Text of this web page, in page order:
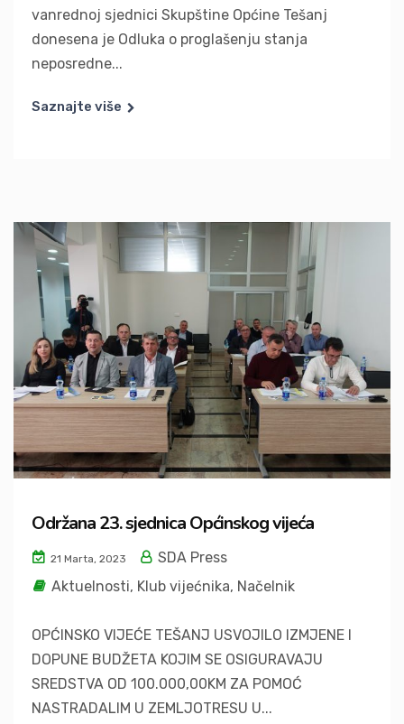
vanrednoj sjednici Skupštine Općine Tešanj
donesena je Odluka o proglašenju stanja
neposredne...
Saznajte više
Održana 23. sjednica Općinskog vijeća
21 Marta, 2023
SDA Press
Aktuelnosti, Klub vijećnika, Načelnik
OPĆINSKO VIJEĆE TEŠANJ USVOJILO IZMJENE I
DOPUNE BUDŽETA KOJIM SE OSIGURAVAJU
SREDSTVA OD 100.000,00KM ZA POMOĆ
NASTRADALIM U ZEMLJOTRESU U...